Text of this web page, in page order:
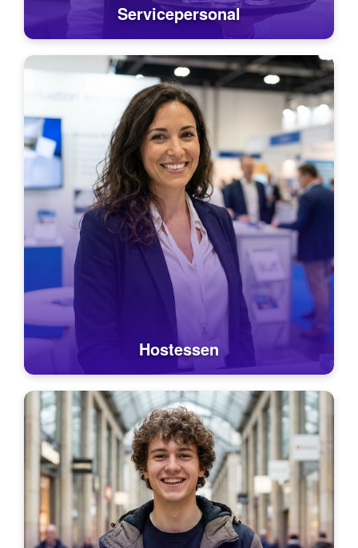
Servicepersonal
Hostessen